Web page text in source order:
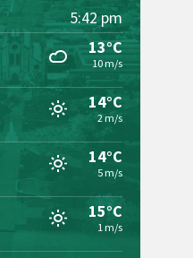
5:42 pm
13°C
10 m/s
14°C
2 m/s
14°C
5 m/s
15°C
1 m/s